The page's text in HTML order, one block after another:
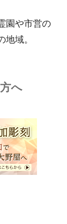
園や市営の
域。
へ